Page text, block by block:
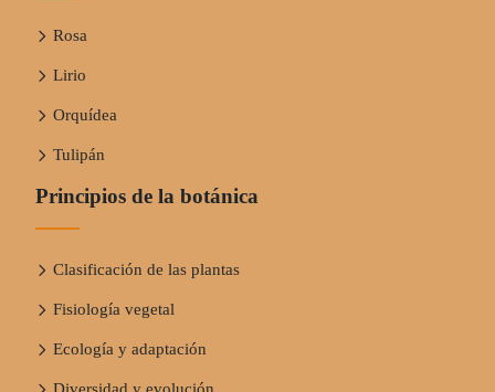
Rosa
Lirio
Orquídea
Tulipán
Principios de la botánica
Clasificación de las plantas
Fisiología vegetal
Ecología y adaptación